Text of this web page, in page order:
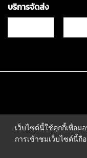
บริการจัดส่ง
เว็บไซต์นี้ใช้คุกกี้เพื่อ
การเข้าชมเว็บไซต์นี้ถื